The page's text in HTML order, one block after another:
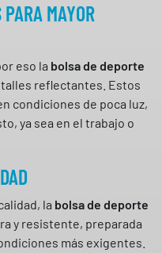
MAYOR
eso la bolsa de deporte
reflectantes. Estos
condiciones de poca luz,
ya sea en el trabajo o
la bolsa de deporte
y resistente, preparada
más exigentes.